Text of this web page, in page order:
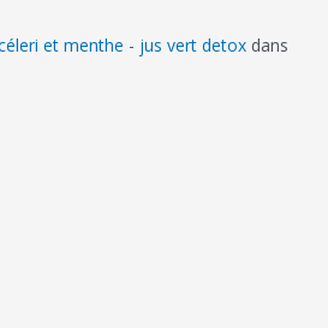
et menthe - jus vert detoxdans